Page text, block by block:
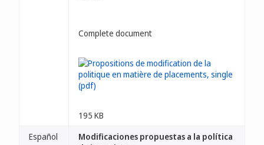
Complete document
195 KB
Español
Modificaciones propuestas a la política